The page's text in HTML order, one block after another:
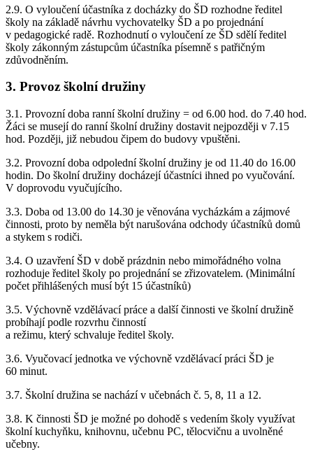
2.9. O vyloučení účastníka z docházky do ŠD rozhodne ředitel
školy na základě návrhu vychovatelky ŠD a po projednání
v pedagogické radě. Rozhodnutí o vyloučení ze ŠD sdělí ředitel
školy zákonným zástupcům účastníka písemně s patřičným
zdůvodněním.
3. Provoz školní družiny
3.1. Provozní doba ranní školní družiny = od 6.00 hod. do 7.40 hod.
Žáci se musejí do ranní školní družiny dostavit nejpozději v 7.15
hod. Později, již nebudou čipem do budovy vpuštěni.
3.2. Provozní doba odpolední školní družiny je od 11.40 do 16.00
hodin. Do školní družiny docházejí účastníci ihned po vyučování.
V doprovodu vyučujícího.
3.3. Doba od 13.00 do 14.30 je věnována vycházkám a zájmové
činnosti, proto by neměla být narušována odchody účastníků domů
a stykem s rodiči.
3.4. O uzavření ŠD v době prázdnin nebo mimořádného volna
rozhoduje ředitel školy po projednání se zřizovatelem. (Minimální
počet přihlášených musí být 15 účastníků)
3.5. Výchovně vzdělávací práce a další činnosti ve školní družině
probíhají podle rozvrhu činností
a režimu, který schvaluje ředitel školy.
3.6. Vyučovací jednotka ve výchovně vzdělávací práci ŠD je
60 minut.
3.7. Školní družina se nachází v učebnách č. 5, 8, 11 a 12.
3.8. K činnosti ŠD je možné po dohodě s vedením školy využívat
školní kuchyňku, knihovnu, učebnu PC, tělocvičnu a uvolněné
učebny.